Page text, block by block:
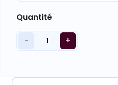
Quantité
− 1 +